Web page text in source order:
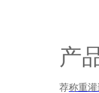
产
荐称重